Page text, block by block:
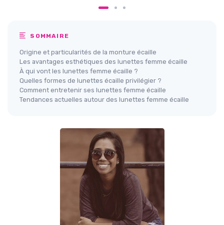
SOMMAIRE
Origine et particularités de la monture écaille
Les avantages esthétiques des lunettes femme écaille
À qui vont les lunettes femme écaille ?
Quelles formes de lunettes écaille privilégier ?
Comment entretenir ses lunettes femme écaille
Tendances actuelles autour des lunettes femme écaille